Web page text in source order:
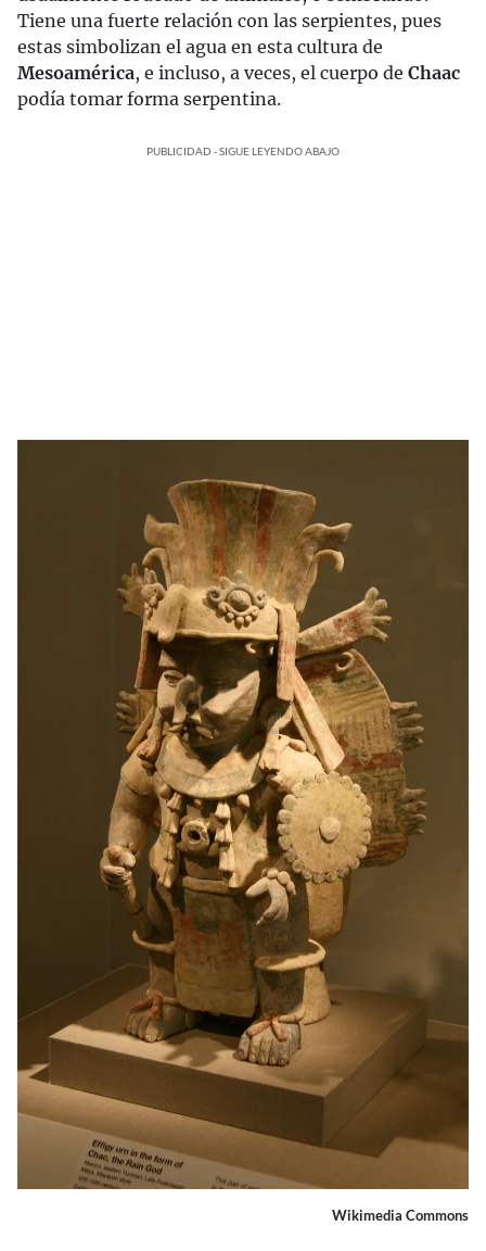
Tiene una fuerte relación con las serpientes, pues
estas simbolizan el agua en esta cultura de
Mesoamérica, e incluso, a veces, el cuerpo de Chaac
podía tomar forma serpentina.
PUBLICIDAD - SIGUE LEYENDO ABAJO
Wikimedia Commons